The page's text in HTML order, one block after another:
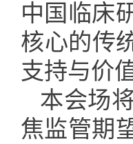
中国临床
核心的传
支持与价
本会场
焦监管期